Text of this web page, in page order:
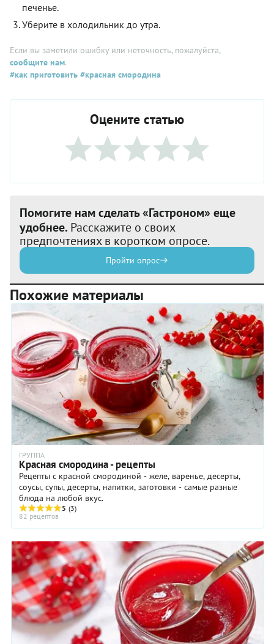
печенье.
Уберите в холодильник до утра.
Если вы заметили ошибку или неточность, пожалуйста,
сообщите нам.
#как приготовить #красная смородина
Оцените статью
Помогите нам сделать «Гастроном» еще
удобнее. Расскажите о своих
предпочтениях в коротком опросе.
Пройти опрос
Похожие материалы
ГРУППА
Красная смородина - рецепты
Рецепты с красной смородиной - желе, варенье, десерты,
соусы, супы, десерты, напитки, заготовки - самые разные
блюда на любой вкус.
5 (3)
82 рецептов